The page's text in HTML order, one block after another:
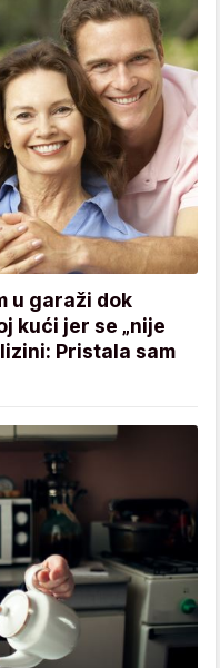
u garaži dok
kući jer se „nije
Pristala sam